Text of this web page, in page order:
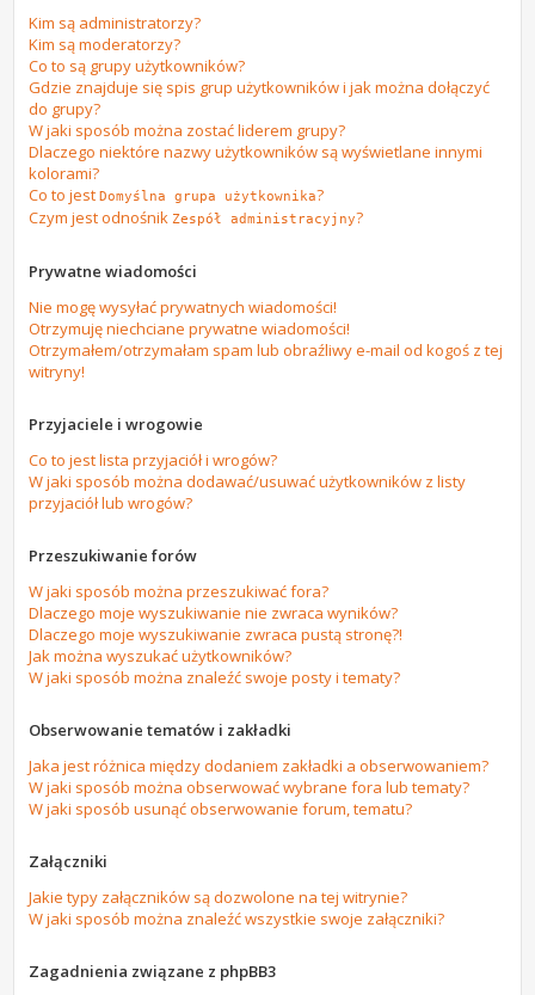
Kim są administratorzy?
Kim są moderatorzy?
Co to są grupy użytkowników?
Gdzie znajduje się spis grup użytkowników i jak można dołączyć
do grupy?
W jaki sposób można zostać liderem grupy?
Dlaczego niektóre nazwy użytkowników są wyświetlane innymi
kolorami?
Co to jestDomyślna grupa użytkownika?
Czym jest odnośnikZespół administracyjny?
Prywatne wiadomości
Nie mogę wysyłać prywatnych wiadomości!
Otrzymuję niechciane prywatne wiadomości!
Otrzymałem/otrzymałam spam lub obraźliwy e-mail od kogoś z tej
witryny!
Przyjaciele i wrogowie
Co to jest lista przyjaciół i wrogów?
W jaki sposób można dodawać/usuwać użytkowników z listy
przyjaciół lub wrogów?
Przeszukiwanie forów
W jaki sposób można przeszukiwać fora?
Dlaczego moje wyszukiwanie nie zwraca wyników?
Dlaczego moje wyszukiwanie zwraca pustą stronę?!
Jak można wyszukać użytkowników?
W jaki sposób można znaleźć swoje posty i tematy?
Obserwowanie tematów i zakładki
Jaka jest różnica między dodaniem zakładki a obserwowaniem?
W jaki sposób można obserwować wybrane fora lub tematy?
W jaki sposób usunąć obserwowanie forum, tematu?
Załączniki
Jakie typy załączników są dozwolone na tej witrynie?
W jaki sposób można znaleźć wszystkie swoje załączniki?
Zagadnienia związane z phpBB3